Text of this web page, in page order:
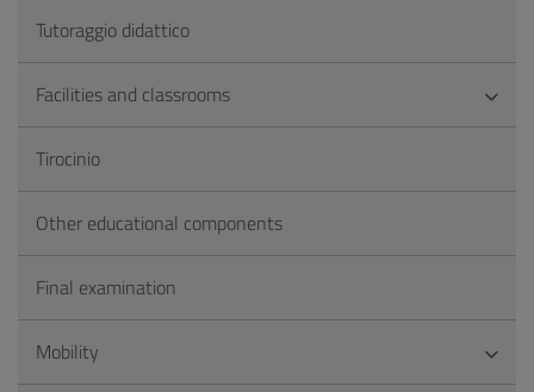
Tutoraggio didattico
Facilities and classrooms
Tirocinio
Other educational components
Final examination
Mobility